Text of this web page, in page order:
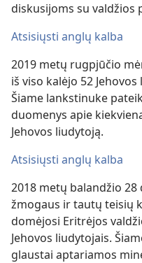
diskusijoms su valdžios
Atsisiųsti anglų kalba
2019 metų rugpjūčio
iš viso kalėjo 52
Šiame lankstinuke
duomenys apie
Jehovos liudytoją.
Atsisiųsti anglų kalba
2018 metų balandžio 28
žmogaus ir tautų teisių
domėjosi Eritrėjos
Jehovos liudytojais.
glaustai aptariamos